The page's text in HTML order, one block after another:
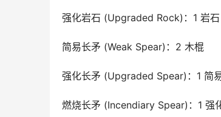
强化岩石 (Upgraded Rock)：1 岩
简易长矛 (Weak Spear)：2 木棍
强化长矛 (Upgraded Spear)：1 简
燃烧长矛 (Incendiary Spear)：1 强